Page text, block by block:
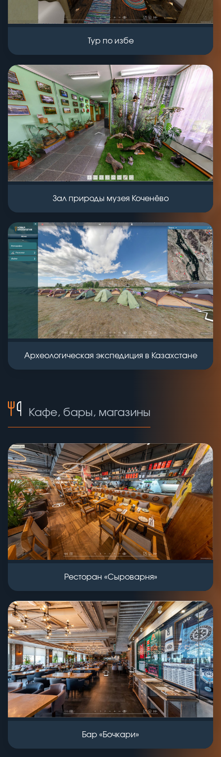
Тур по избе
Зал природы музея Коченёво
Археологическая экспедиция в Казахстане
Кафе, бары, магазины
Ресторан «Сыроварня»
Бар «Бочкари»